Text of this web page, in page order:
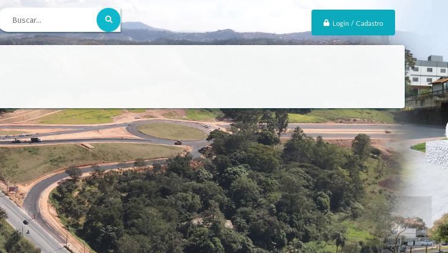
Login / Cadastro